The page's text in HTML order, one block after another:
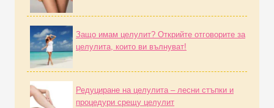
Защо имам целулит? Открийте отговорите за
целулита, които ви вълнуват!
Редуциране на целулита – лесни стъпки и
процедури срещу целулит